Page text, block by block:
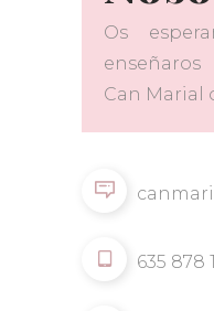
Os
Can Marial
635 878